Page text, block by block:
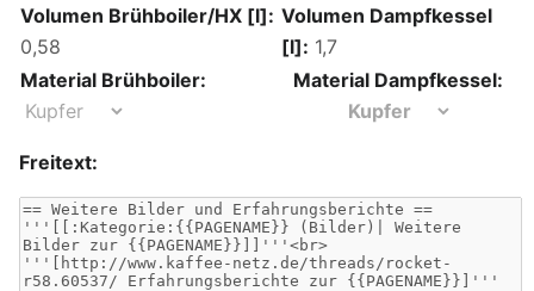
Volumen Brühboiler/HX [l]: Volumen Dampfkessel
[l]:
Material Brühboiler:
Material Dampfkessel:
Freitext: